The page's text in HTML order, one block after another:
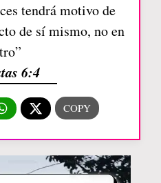
tendrá motivo de
de sí mismo, no en
6:4